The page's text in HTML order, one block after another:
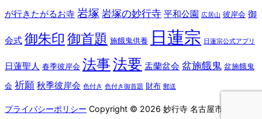
が行きたがるお寺 岩塚 岩塚の妙行寺 平和公園 広居山 彼岸会 御
会式 御朱印 御首題 施餓鬼供養 日蓮宗 日蓮宗公式アプリ
日蓮聖人 春季彼岸会 法事法要 盂蘭盆会 盆施餓鬼 盆施餓鬼
会 祈願 秋季彼岸会 色付き 色付き御首題 財布 郵送
プライバシーポリシー Copyright © 2026 妙行寺 名古屋市 中村区